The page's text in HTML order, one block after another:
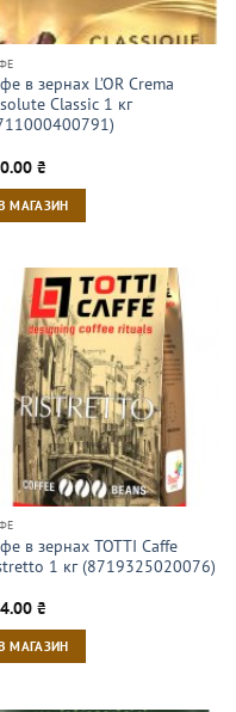
в зернах L’OR Crema
Classic 1 кг
₴
МАГАЗИН
в зернах TOTTI Caffe
1 кг (8719325020076)
₴
МАГАЗИН